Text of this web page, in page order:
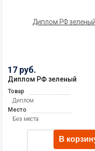
17 руб.
Диплом РФ зеленый
Товар
Диплом
Место
Без места
В